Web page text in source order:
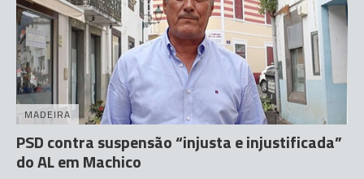
MADEIRA
PSD contra suspensão “injusta e injustificada”
do AL em Machico